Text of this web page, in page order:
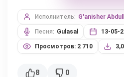
Исполнитель: G'anisher
Песня: Gulasal 13-05-
Просмотров: 2 710
8 0